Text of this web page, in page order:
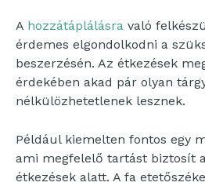
A hozzátáplálásra való
érdemes elgondolkodni a
beszerzésén. Az étkezések
érdekében akad pár olyan
nélkülözhetetlenek lesznek.
Például kiemelten fontos egy
ami megfelelő tartást biztosít
étkezések alatt. A fa